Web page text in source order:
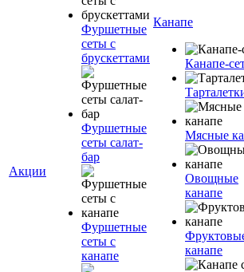
Акции
Фуршетные
сеты с
брускеттами
Фуршетные
сеты салат-
бар
Фуршетные
сеты с
канапе
Канапе
Канапе-
Мясные
Овощные
канапе
канапе